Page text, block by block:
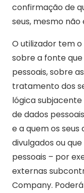
confirmação de
seus, mesmo
O utilizador tem
sobre a fonte
pessoais, sobre
tratamento dos
lógica
de dados
e a quem os
divulgados ou
pessoais – por
externas
Company.